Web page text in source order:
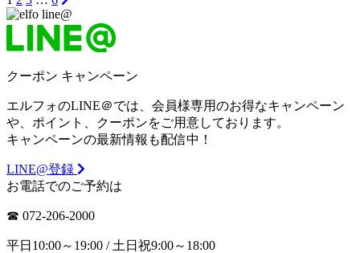
クーポン キャンペーン
エルフォのLINE＠では、会員様専用のお得なキャンペーン
や、ポイント、クーポンをご用意しております。
キャンペーンの最新情報も配信中！
LINE@登録
お電話でのご予約は
☎︎ 072-206-2000
平日10:00～19:00 / 土日祝9:00～18:00